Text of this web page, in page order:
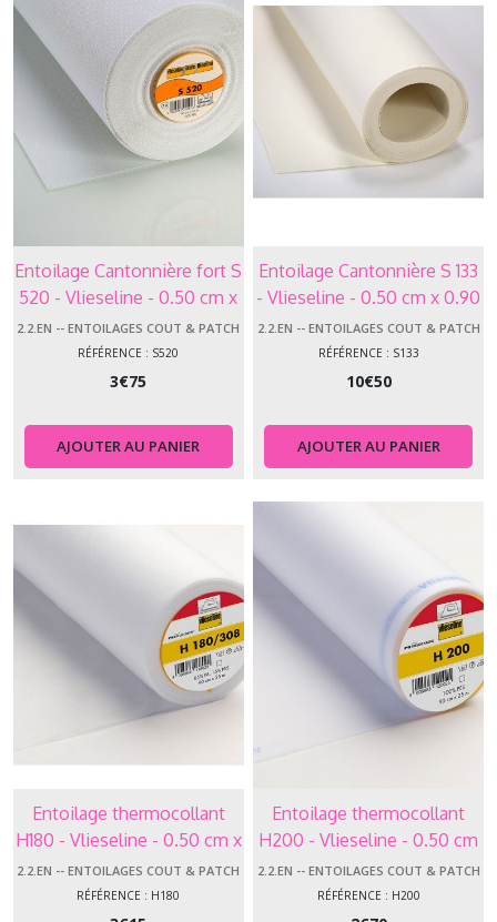
Entoilage Cantonnière fort S
520 - Vlieseline - 0.50 cm x
0.45 cm de large
2.2.EN -- ENTOILAGES COUT & PATCH
RÉFÉRENCE : S520
3€75
AJOUTER AU PANIER
Entoilage Cantonnière S 133
- Vlieseline - 0.50 cm x 0.90
cm de large
2.2.EN -- ENTOILAGES COUT & PATCH
RÉFÉRENCE : S133
10€50
AJOUTER AU PANIER
Entoilage thermocollant
H180 - Vlieseline - 0.50 cm x
0.90 cm de large
2.2.EN -- ENTOILAGES COUT & PATCH
RÉFÉRENCE : H180
Entoilage thermocollant
H200 - Vlieseline - 0.50 cm
x 0.90 cm de large
2.2.EN -- ENTOILAGES COUT & PATCH
RÉFÉRENCE : H200